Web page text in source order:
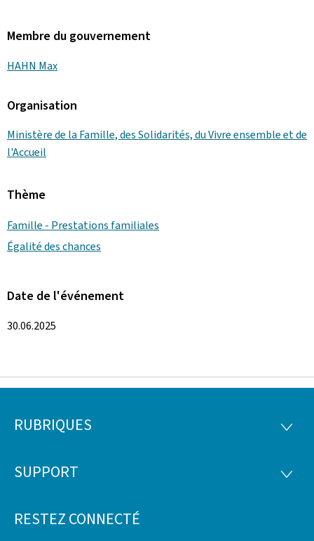
Membre du gouvernement
HAHN Max
Organisation
Ministère de la Famille, des Solidarités, du Vivre ensemble et de
l'Accueil
Thème
Famille - Prestations familiales
Égalité des chances
Date de l'événement
30.06.2025
Pied
page
RUBRIQUES
SUPPORT
RESTEZ CONNECTÉ